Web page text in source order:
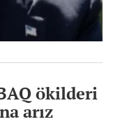
ökilderi
arız